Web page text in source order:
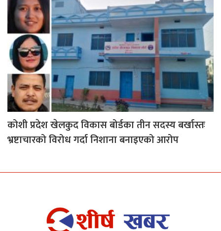
कोशी प्रदेश खेलकुद विकास बोर्डका तीन सदस्य बर्खास्तः
भ्रष्टाचारको विरोध गर्दा निशाना बनाइएको आरोप